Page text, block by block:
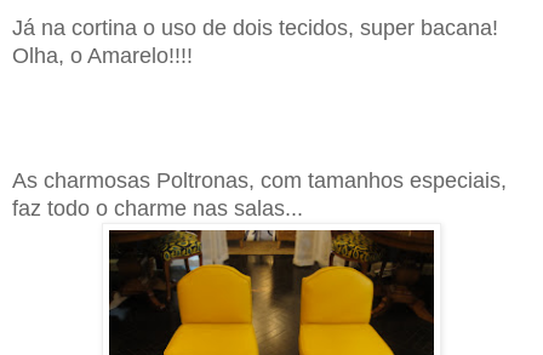
Já na cortina o uso de dois tecidos, super bacana!
Olha, o Amarelo!!!!
As charmosas Poltronas, com tamanhos especiais,
faz todo o charme nas salas...